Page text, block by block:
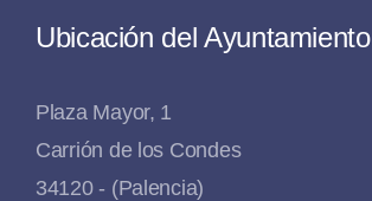
Ubicación del Ayuntamiento
Plaza Mayor, 1
Carrión de los Condes
34120 - (Palencia)